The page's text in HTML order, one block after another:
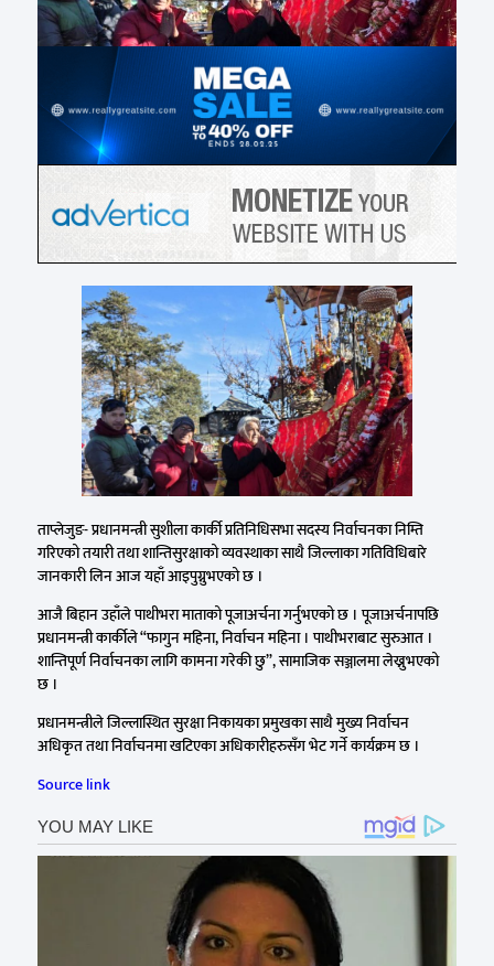
ताप्लेजुङ- प्रधानमन्त्री सुशीला कार्की प्रतिनिधिसभा सदस्य निर्वाचनका निम्ति
गरिएको तयारी तथा शान्तिसुरक्षाको व्यवस्थाका साथै जिल्लाका गतिविधिबारे
जानकारी लिन आज यहाँ आइपुग्नुभएको छ ।
आजै बिहान उहाँले पाथीभरा माताको पूजाअर्चना गर्नुभएको छ । पूजाअर्चनापछि
प्रधानमन्त्री कार्कीले “फागुन महिना, निर्वाचन महिना । पाथीभराबाट सुरुआत ।
शान्तिपूर्ण निर्वाचनका लागि कामना गरेकी छु”, सामाजिक सञ्जालमा लेख्नुभएको
छ ।
प्रधानमन्त्रीले जिल्लास्थित सुरक्षा निकायका प्रमुखका साथै मुख्य निर्वाचन
अधिकृत तथा निर्वाचनमा खटिएका अधिकारीहरुसँग भेट गर्ने कार्यक्रम छ ।
Source link